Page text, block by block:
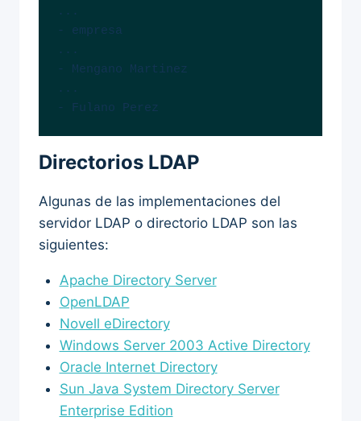
...
- empresa
...
- Mengano Martinez
...
- Fulano Perez
Directorios LDAP
Algunas de las implementaciones del
servidor LDAP o directorio LDAP son las
siguientes:
Apache Directory Server
OpenLDAP
Novell eDirectory
Windows Server 2003 Active Directory
Oracle Internet Directory
Sun Java System Directory Server
Enterprise Edition